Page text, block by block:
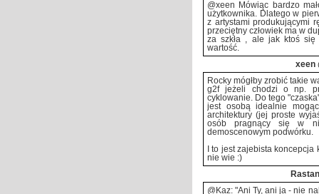
@xeen Mówiąc bardzo
użytkownika. Dlatego w
z artystami produkującymi
przeciętny człowiek ma w
za szkła , ale jak ktoś
wartość.
xeen
Rocky mógłby zrobić takie
g2f jeżeli chodzi o np.
cyklowanie. Do tego
jest osobą idealnie
architektury (jej proste
osób pragnący się w
demoscenowym podwórku.
I to jest zajebista
nie wie :)
Rastan
@Kaz: "Ani Ty, ani ja - nie